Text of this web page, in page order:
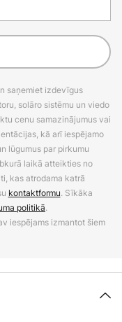
saņemiet izdevīgus
solāro sistēmu un viedo
cenu samazinājumus vai
kā arī iespējamo
lūgumus par pirkumu
laikā atteikties no
kas atrodama katrā
kontaktformu. Sīkāka
politikā.
iespējams izmantot šiem